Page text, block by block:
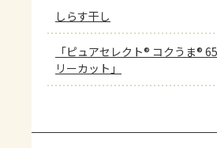
しらす干し
「ピュアセレクト® コクうま®
リーカット」